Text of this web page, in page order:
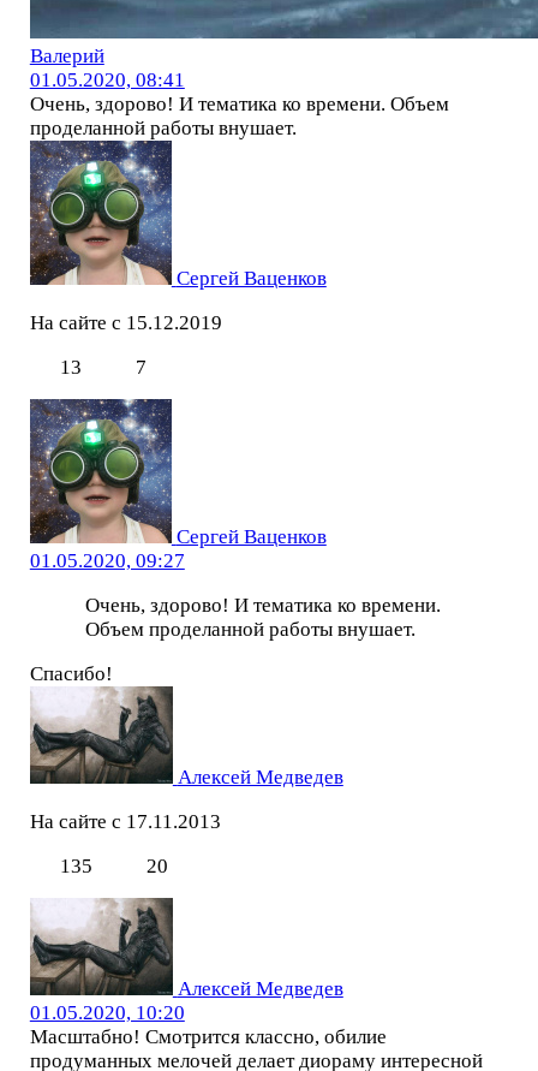
Валерий
01.05.2020, 08:41
Очень, здорово! И тематика ко времени. Объем
проделанной работы внушает.
Сергей Ваценков
На сайте с 15.12.2019
13
7
Сергей Ваценков
01.05.2020, 09:27
Очень, здорово! И тематика ко времени.
Объем проделанной работы внушает.
Спасибо!
Алексей Медведев
На сайте с 17.11.2013
135
20
Алексей Медведев
01.05.2020, 10:20
Масштабно! Смотрится классно, обилие
продуманных мелочей делает диораму интересной